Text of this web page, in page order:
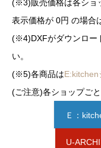
(※3)販売価格は各ショ
表示価格が 0円 の場合
(※4)DXFがダウンロー
い。
(※5)各商品はE:kitchen
(ご注意)各ショップご
Ｅ：
U-